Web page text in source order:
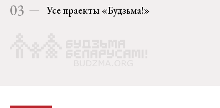
03 Усе праекты «Будзьма!»